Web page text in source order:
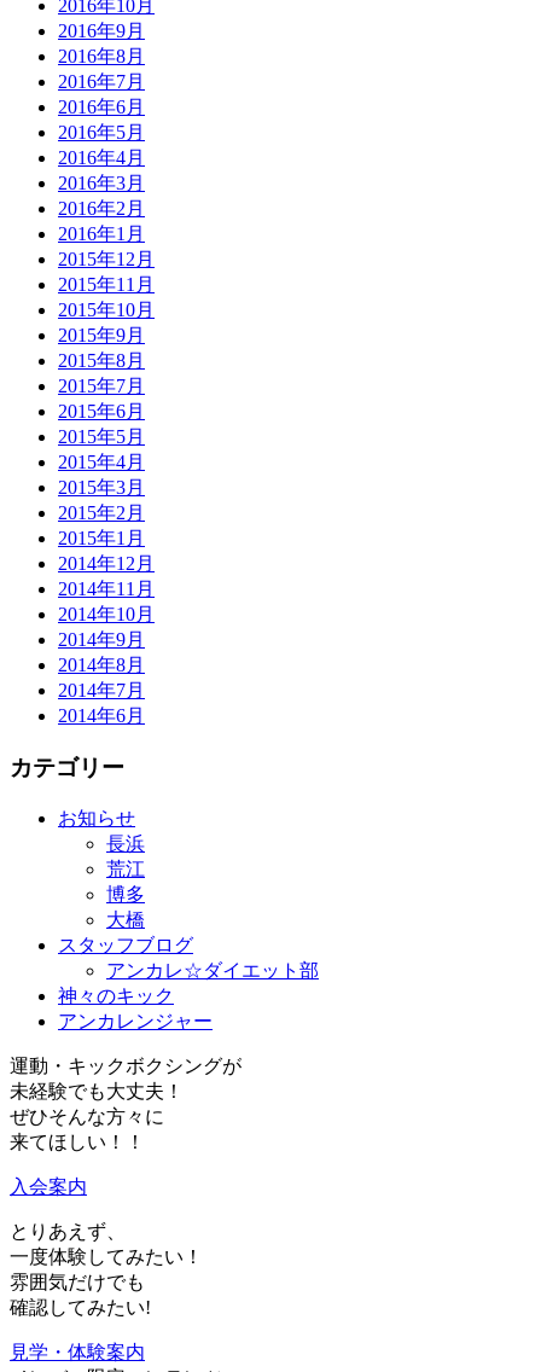
2016年10月
2016年9月
2016年8月
2016年7月
2016年6月
2016年5月
2016年4月
2016年3月
2016年2月
2016年1月
2015年12月
2015年11月
2015年10月
2015年9月
2015年8月
2015年7月
2015年6月
2015年5月
2015年4月
2015年3月
2015年2月
2015年1月
2014年12月
2014年11月
2014年10月
2014年9月
2014年8月
2014年7月
2014年6月
カテゴリー
お知らせ
長浜
荒江
博多
大橋
スタッフブログ
アンカレ☆ダイエット部
神々のキック
アンカレンジャー
運動・キックボクシングが
未経験でも大丈夫！
ぜひそんな方々に
来てほしい！！
入会案内
とりあえず、
一度体験 してみたい！
雰囲気だけでも
確認してみたい!
見学・体験案内